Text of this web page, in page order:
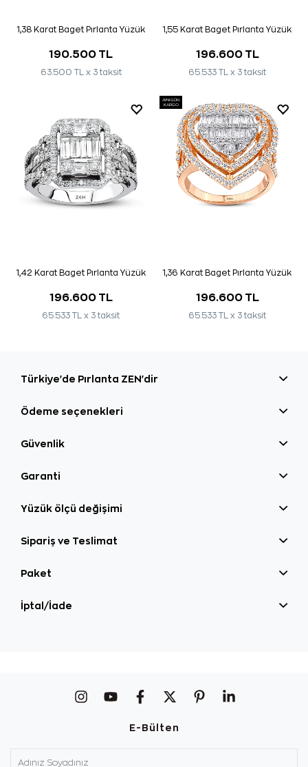
1,38 Karat Baget Pırlanta Yüzük
190.500 TL
63.500 TL x 3 taksit
1,55 Karat Baget Pırlanta Yüzük
196.600 TL
65.533 TL x 3 taksit
1,42 Karat Baget Pırlanta Yüzük
196.600 TL
65.533 TL x 3 taksit
AYNI GÜN
KARGO
1,36 Karat Baget Pırlanta Yüzük
196.600 TL
65.533 TL x 3 taksit
Türkiye'de Pırlanta ZEN'dir
Ödeme seçenekleri
Güvenlik
Garanti
Yüzük ölçü değişimi
Sipariş ve Teslimat
Paket
İptal/İade
E-Bülten